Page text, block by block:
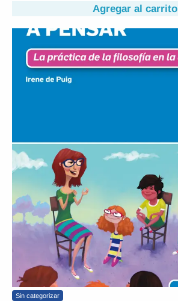
Agregar al carrito
Sin categorizar